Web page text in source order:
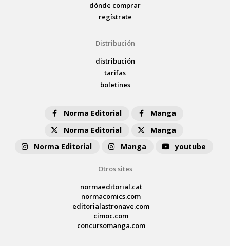
dónde comprar
regístrate
Distribución
distribución
tarifas
boletines
Norma Editorial
Manga
Norma Editorial
Manga
Norma Editorial
Manga youtube
Otros sites
normaeditorial.cat
normacomics.com
editorialastronave.com
cimoc.com
concursomanga.com